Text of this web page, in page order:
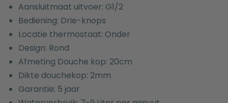
Aansluitmaat uitvoer: G1/2
Bediening: Drie-knops
Locatie thermostaat: Onder
Design: Rond
Afmeting Douche kop: 20cm
Dikte douchekop: 2mm
Garantie: 5 jaar